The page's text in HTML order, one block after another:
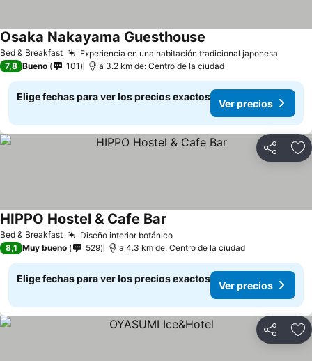
Bed & Breakfast Experiencia en una habitación tradicional japonesa
Osaka Nakayama Guesthouse
7,8 Bueno 101 a 3.2 km de: Centro de la ciudad
Elige fechas para ver los precios exactos
Ver precios
Compartir
Bed & Breakfast Diseño interior botánico
HIPPO Hostel & Cafe Bar
8,1 Muy bueno 529 a 4.3 km de: Centro de la ciudad
Elige fechas para ver los precios exactos
Ver precios
Compartir